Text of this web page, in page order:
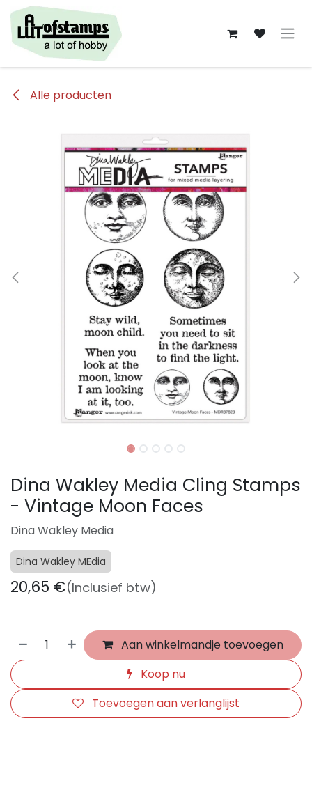
Overslaan naar inhoud
Alle producten
Dina Wakley Media Cling Stamps
- Vintage Moon Faces
Dina Wakley Media
Dina Wakley MEdia
20,65 €(Inclusief btw)
Aan winkelmandje toevoegen
Koop nu
Toevoegen aan verlanglijst